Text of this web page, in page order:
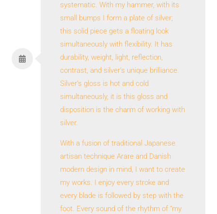
systematic. With my hammer, with its
small bumps I form a plate of silver;
this solid piece gets a floating look
simultaneously with flexibility. It has
durability, weight, light, reflection,
contrast, and silver’s unique brilliance.
Silver’s gloss is hot and cold
simultaneously, it is this gloss and
disposition is the charm of working with
silver.
With a fusion of traditional Japanese
artisan technique Arare and Danish
modern design in mind, I want to create
my works. I enjoy every stroke and
every blade is followed by step with the
foot. Every sound of the rhythm of “my